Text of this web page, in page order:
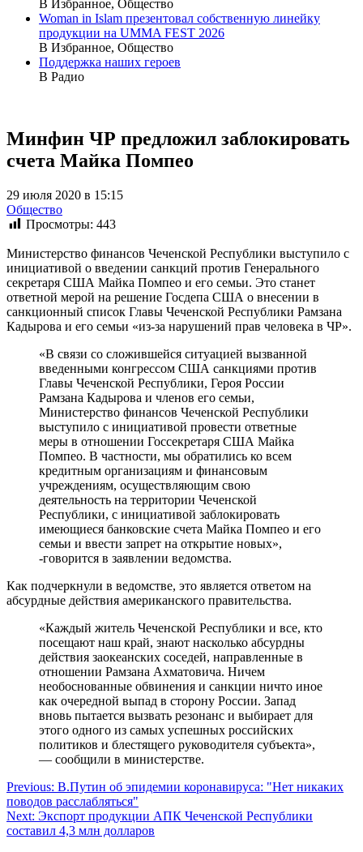
В Избранное, Общество
Woman in Islam презентовал собственную линейку
продукции на UMMA FEST 2026
В Избранное, Общество
Поддержка наших героев
В Радио
Минфин ЧР предложил заблокировать
счета Майка Помпео
29 июля 2020 в 15:15
Общество
Просмотры: 443
Министерство финансов Чеченской Республики выступило с
инициативой о введении санкций против Генерального
секретаря США Майка Помпео и его семьи. Это станет
ответной мерой на решение Госдепа США о внесении в
санкционный список Главы Чеченской Республики Рамзана
Кадырова и его семьи «из-за нарушений прав человека в ЧР».
«В связи со сложившейся ситуацией вызванной
введенными конгрессом США санкциями против
Главы Чеченской Республики, Героя России
Рамзана Кадырова и членов его семьи,
Министерство финансов Чеченской Республики
выступило с инициативой провести ответные
меры в отношении Госсекретаря США Майка
Помпео. В частности, мы обратились ко всем
кредитным организациям и финансовым
учреждениям, осуществляющим свою
деятельность на территории Чеченской
Республики, с инициативой заблокировать
имеющиеся банковские счета Майка Помпео и его
семьи и ввести запрет на открытие новых»,
-говорится в заявлении ведомства.
Как подчеркнули в ведомстве, это является ответом на
абсурдные действия американского правительства.
«Каждый житель Чеченской Республики и все, кто
посещают наш край, знают насколько абсурдны
действия заокеанских соседей, направленные в
отношении Рамзана Ахматовича. Ничем
необоснованные обвинения и санкции ничто иное
как очередной выпад в сторону России. Запад
вновь пытается вызвать резонанс и выбирает для
этого одного из самых успешных российских
политиков и блестящего руководителя субъекта»,
— сообщили в министерстве.
Навигация
по
записям
Previous: В.Путин об эпидемии коронавируса: "Нет никаких
поводов расслабляться"
Next: Экспорт продукции АПК Чеченской Республики
составил 4,3 млн долларов